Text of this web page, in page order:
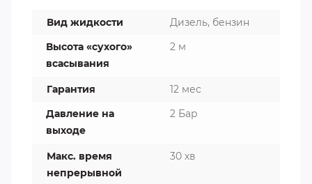
Вид жидкости
Дизель, бензин
Высота «сухого»
всасывания
2 м
Гарантия
12 мес
Давление на
выходе
2 Бар
Макс. время
непрерывной
30 хв